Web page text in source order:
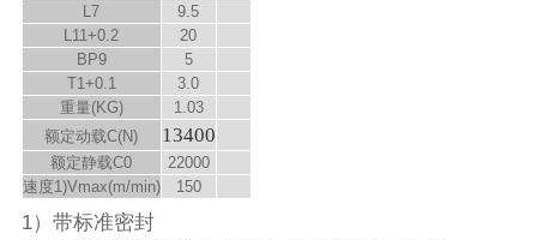
L7
9.5
L11+0.2
20
B P9
5
T1+0.1
3.0
重量(KG)
1.03
额定动载C(N)
13400
额定静载C0
22000
速度1)Vmax(m/min) 150
1）带标准密封